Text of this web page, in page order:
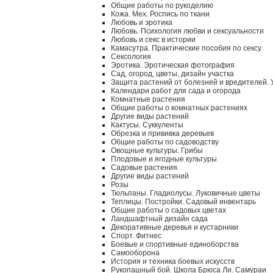
Общие работы по рукоделию
Кожа. Мех. Роспись по ткани
Любовь и эротика
Любовь. Психология любви и сексуальности
Любовь и секс в истории
Камасутра. Практические пособия по сексу
Сексология
Эротика. Эротическая фотография
Сад, огород, цветы, дизайн участка
Защита растений от болезней и вредителей.
Календари работ для сада и огорода
Комнатные растения
Общие работы о комнатных растениях
Другие виды растений
Кактусы. Суккуленты
Обрезка и прививка деревьев
Общие работы по садоводству
Овощные культуры. Грибы
Плодовые и ягодные культуры
Садовые растения
Другие виды растений
Розы
Тюльпаны. Гладиолусы. Луковичные цветы
Теплицы. Постройки. Садовый инвентарь
Общие работы о садовых цветах
Ландшафтный дизайн сада
Декоративные деревья и кустарники
Спорт. Фитнес
Боевые и спортивные единоборства
Самооборона
История и техника боевых искусств
Рукопашный бой. Школа Брюса Ли. Самураи